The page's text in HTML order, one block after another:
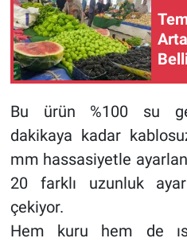
Bu ürün %100 su
dakikaya kadar
mm hassasiyetle
20 farklı uzunluk
çekiyor.
Hem kuru hem de